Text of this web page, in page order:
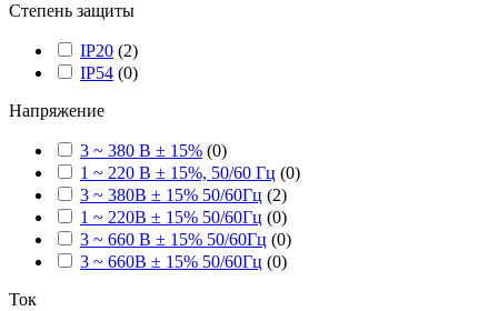
Степень защиты
IP20 (2)
IP54 (0)
Напряжение
3 ~ 380 В ± 15% (0)
1 ~ 220 В ± 15%, 50/60 Гц (0)
3 ~ 380В ± 15% 50/60Гц (2)
1 ~ 220В ± 15% 50/60Гц (0)
3 ~ 660 В ± 15% 50/60Гц (0)
3 ~ 660В ± 15% 50/60Гц (0)
Ток